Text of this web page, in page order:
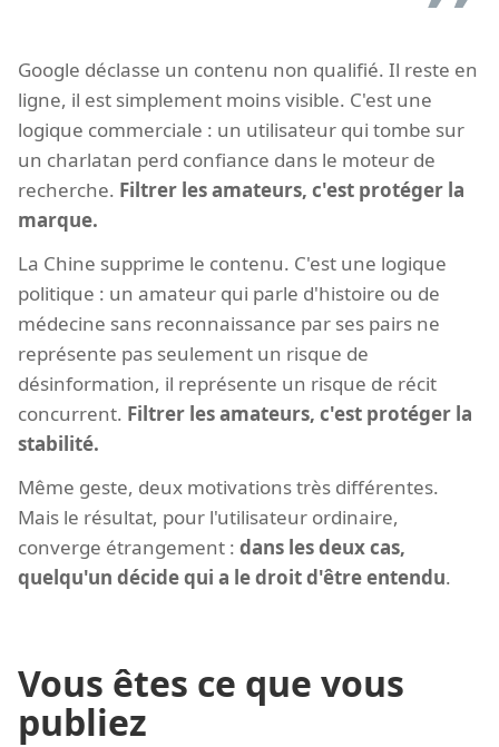
Google déclasse un contenu non qualifié. Il reste en
ligne, il est simplement moins visible. C'est une
logique commerciale : un utilisateur qui tombe sur
un charlatan perd confiance dans le moteur de
recherche. Filtrer les amateurs, c'est protéger la
marque.
La Chine supprime le contenu. C'est une logique
politique : un amateur qui parle d'histoire ou de
médecine sans reconnaissance par ses pairs ne
représente pas seulement un risque de
désinformation, il représente un risque de récit
concurrent. Filtrer les amateurs, c'est protéger la
stabilité.
Même geste, deux motivations très différentes.
Mais le résultat, pour l'utilisateur ordinaire,
converge étrangement : dans les deux cas,
quelqu'un décide qui a le droit d'être entendu.
Vous êtes ce que vous
publiez